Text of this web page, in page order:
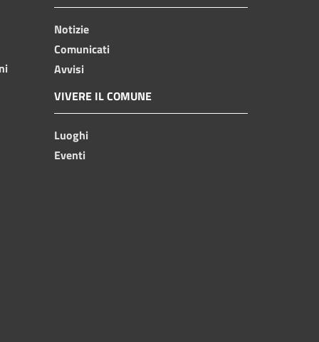
Notizie
Comunicati
Avvisi
VIVERE IL COMUNE
Luoghi
Eventi